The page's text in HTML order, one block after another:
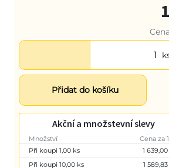
Přidat do košíku
Akční a množstevní slevy
Množství
Cena za
Při koupi 1,00 ks
1
Při koupi 10,00 ks
1